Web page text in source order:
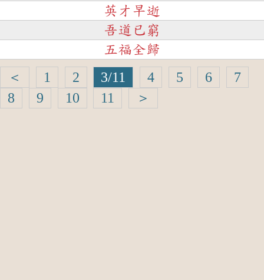
英才早逝
吾道已窮
五福全歸
＜ 1 2 3/11 4 5 6
7
8
9 10 11 ＞